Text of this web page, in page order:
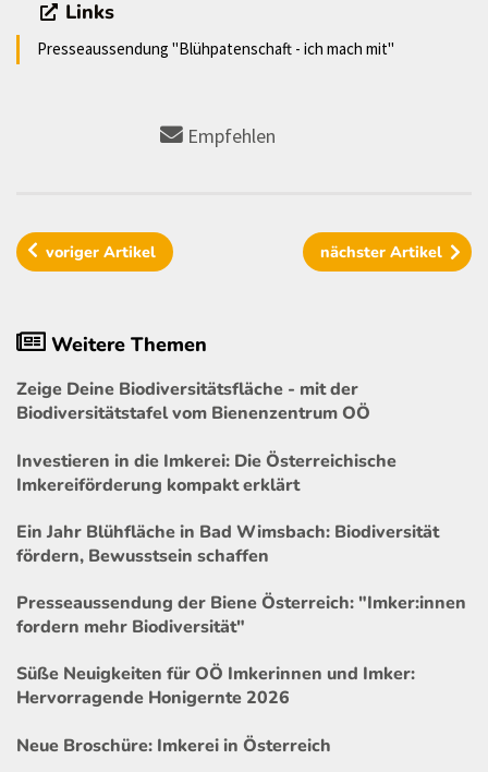
Links
Presseaussendung "Blühpatenschaft - ich mach mit"
Empfehlen
vorigerArtikel nächster Artikel
Weitere Themen
Zeige Deine Biodiversitätsfläche - mit der
Biodiversitätstafel vom Bienenzentrum OÖ
Investieren in die Imkerei: Die Österreichische
Imkereiförderung kompakt erklärt
Ein Jahr Blühfläche in Bad Wimsbach: Biodiversität
fördern, Bewusstsein schaffen
Presseaussendung der Biene Österreich: "Imker:innen
fordern mehr Biodiversität"
Süße Neuigkeiten für OÖ Imkerinnen und Imker:
Hervorragende Honigernte 2026
Neue Broschüre: Imkerei in Österreich